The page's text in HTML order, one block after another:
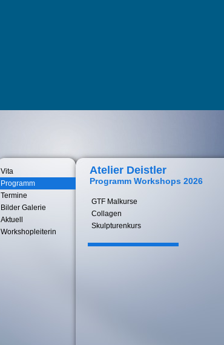
Atelier Deistler
Programm Workshops 2026
Vita
Programm
Termine
Bilder Galerie
Aktuell
Workshopleiterin
GTF Malkurse
Collagen
Skulpturenkurs